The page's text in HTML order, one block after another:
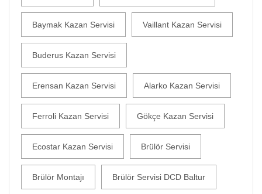
Baymak Kazan Servisi Vaillant Kazan Servisi
Buderus Kazan Servisi
Erensan Kazan Servisi Alarko Kazan Servisi
Ferroli Kazan Servisi Gökçe Kazan Servisi
Ecostar Kazan Servisi Brülör Servisi
Brülör Montajı Brülör Servisi DCD Baltur